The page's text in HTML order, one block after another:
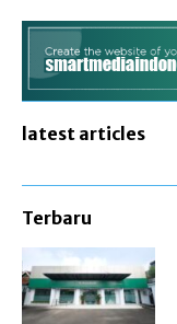
latest articles
Terbaru